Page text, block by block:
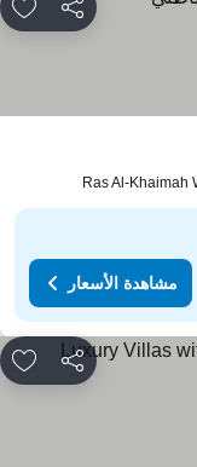
مشاركة
مشاهدة الأسعار
مشاركة